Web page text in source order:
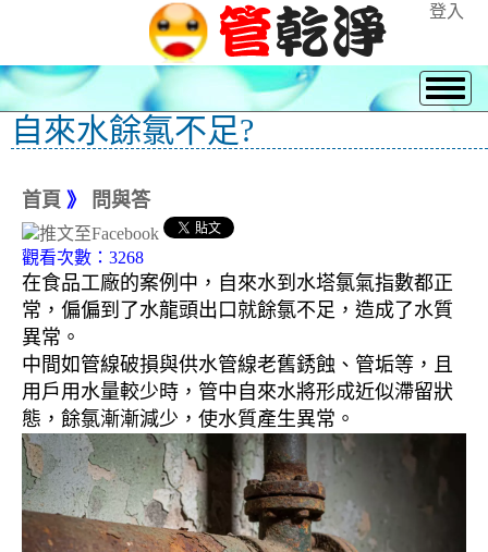
登入
自來水餘氯不足?
首頁 》 問與答
觀看次數：3268
在食品工廠的案例中，自來水到水塔氯氣指數都正
常，偏偏到了水龍頭出口就餘氯不足，造成了水質
異常。
中間如管線破損與供水管線老舊銹蝕、管垢等，且
用戶用水量較少時，管中自來水將形成近似滯留狀
態，餘氯漸漸減少，使水質產生異常。